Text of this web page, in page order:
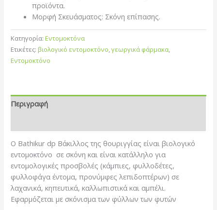
προϊόντα.
Μορφή Σκευάσματος: Σκόνη επίπασης.
Κατηγορία:Εντομοκτόνα
Ετικέτες:βιολογικό εντομοκτόνο,γεωργικά φάρμακα,
Εντομοκτόνο
Περιγραφή
Ο Bathikur dp Βάκιλλος της θουριγγίας είναι βιολογικό
εντομοκτόνο σε σκόνη και είναι κατάλληλο για
εντομολογικές προσβολές (κάμπιες, φυλλοδέτες,
φυλλοφάγα έντομα, προνύμφες λεπιδοπτέρων) σε
λαχανικά, κηπευτικά, καλλωπιστικά και αμπέλι.
Εφαρμόζεται με σκόνισμα των φύλλων των φυτών